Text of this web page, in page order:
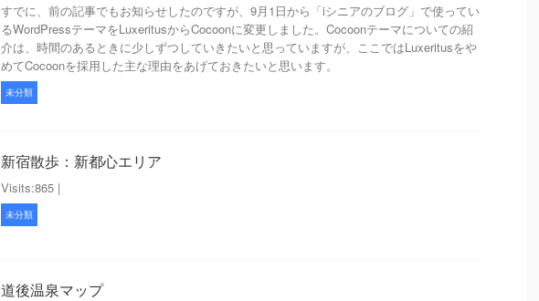
すでに、前の記事でもお知らせしたのですが、9月1日から「iシニアのブログ」で使ってい
るWordPressテーマをLuxeritusからCocoonに変更しました。Cocoonテーマについての紹
介は、時間のあるときに少しずつしていきたいと思っていますが、ここではLuxeritusをや
めてCocoonを採用した主な理由をあげておきたいと思います。
未分類
新宿散歩：新都心エリア
Visits:865 |
未分類
道後温泉マップ